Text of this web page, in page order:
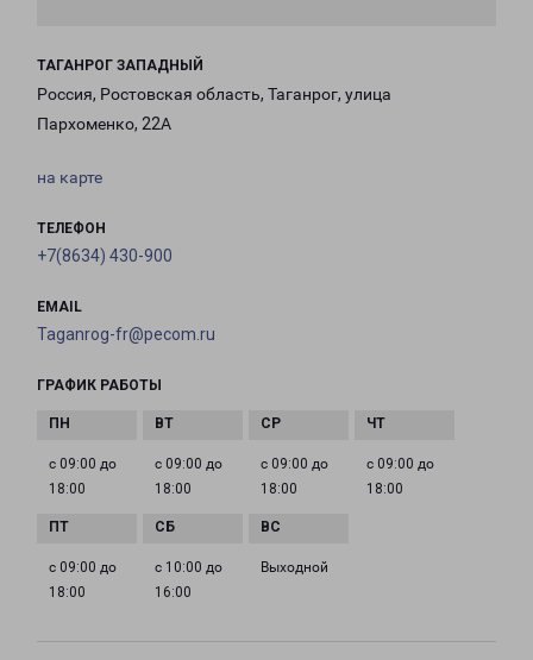
ТАГАНРОГ ЗАПАДНЫЙ
Россия, Ростовская область, Таганрог, улица
Пархоменко, 22А
на карте
ТЕЛЕФОН
+7(8634) 430-900
EMAIL
Taganrog-fr@pecom.ru
ГРАФИК РАБОТЫ
с 09:00 до
18:00
с 09:00 до
18:00
с 09:00 до
18:00
с 09:00 до
18:00
с 09:00 до
18:00
с 10:00 до
16:00
Выходной